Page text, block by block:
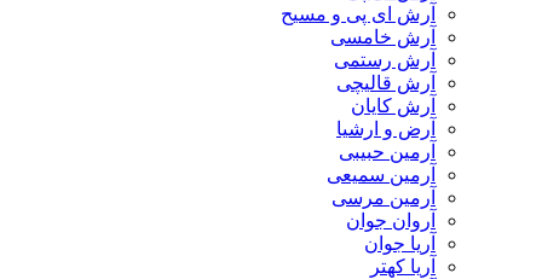
آرش ای پی و مسیح
آرش خامسی
آرش رستمی
آرش قالیچی
آرش کایان
​آرض و ارشیا
آرمین حبیبی
آرمین سمیعی
آرمین مرسی
آروان جوان
آریا جوان
آریا کهتر